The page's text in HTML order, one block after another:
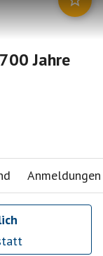
700 Jahre
Anmeldungen